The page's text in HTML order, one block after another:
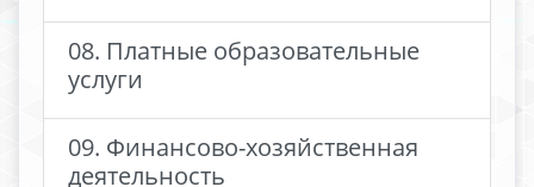
08. Платные образовательные
услуги
09. Финансово-хозяйственная
деятельность